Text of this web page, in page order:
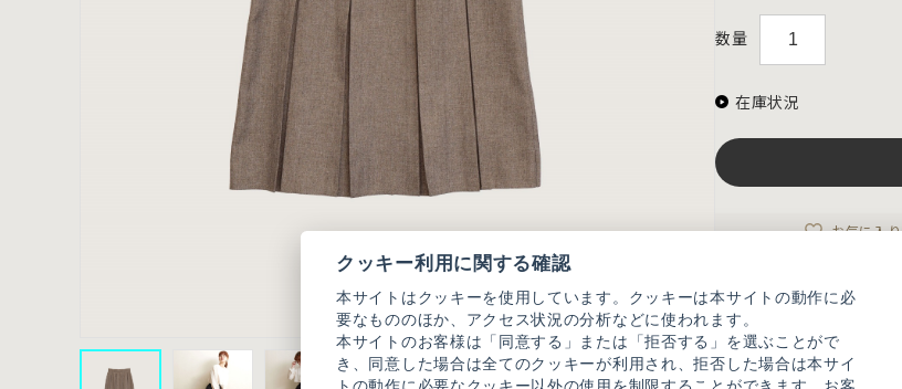
数量
在庫状況
お気に入
アイテム説明
ウールの様なノーブルな雰囲
ちくちく感のないさらりとし
クッキー利用に関する確認
本サイトはクッキーを使用しています。クッキーは本サイトの動作に必
要なもののほか、アクセス状況の分析などに使われます。
本サイトのお客様は「同意する」または「拒否する」を選ぶことがで
き、同意した場合は全てのクッキーが利用され、拒否した場合は本サイ